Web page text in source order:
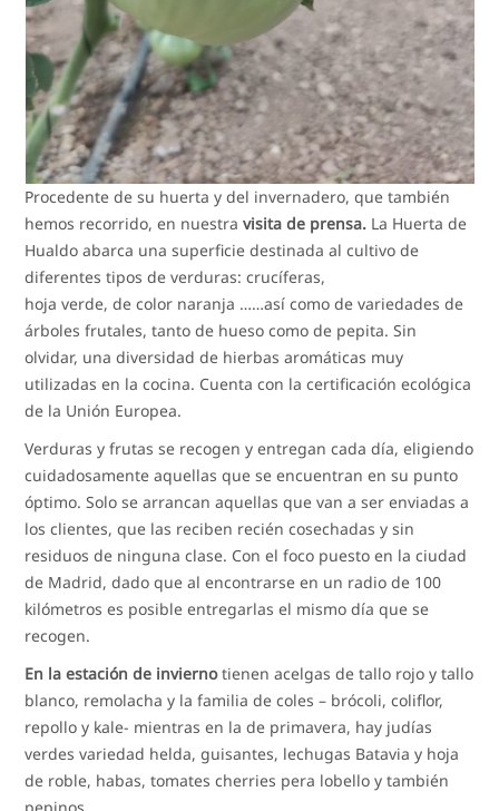
Procedente de su huerta y del invernadero, que también
hemos recorrido, en nuestravisita de prensa. La Huerta de
Hualdo abarca una superficie destinada al cultivo de
diferentes tipos de verduras: crucíferas,
hoja verde, de color naranja ……así como de variedades de
árboles frutales, tanto de hueso como de pepita. Sin
olvidar, una diversidad de hierbas aromáticas muy
utilizadas en la cocina. Cuenta con la certificación ecológica
de la Unión Europea.
Verduras y frutas se recogen y entregan cada día, eligiendo
cuidadosamente aquellas que se encuentran en su punto
óptimo. Solo se arrancan aquellas que van a ser enviadas a
los clientes, que las reciben recién cosechadas y sin
residuos de ninguna clase. Con el foco puesto en la ciudad
de Madrid, dado que al encontrarse en un radio de 100
kilómetros es posible entregarlas el mismo día que se
recogen.
En la estación de inviernotienen acelgas de tallo rojo y tallo
blanco, remolacha y la familia de coles – brócoli, coliflor,
repollo y kale- mientras en la de primavera, hay judías
verdes variedad helda, guisantes, lechugas Batavia y hoja
de roble, habas, tomates cherries pera lobello y también